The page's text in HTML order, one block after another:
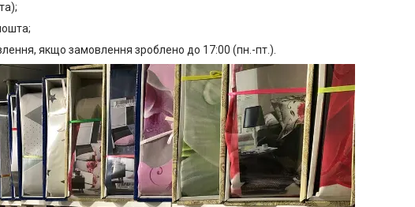
якщо замовлення зроблено до 17:00 (пн.-пт.).